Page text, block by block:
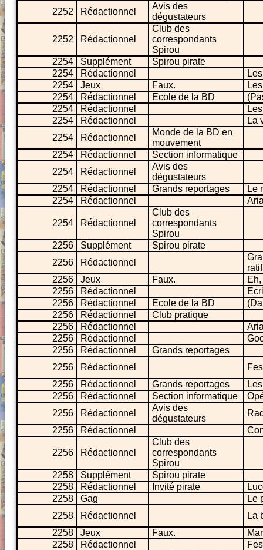
2252
Rédactionnel
Avis des
dégustateurs
2252 Rédactionnel
Club des
correspondants
Spirou
2254
Supplément
Spirou pirate
2254
Rédactionnel
2254
Jeux Faux.
2254
Rédactionnel Ecole de la BD
2254
Rédactionnel
2254
Rédactionnel
La
2254
Rédactionnel
Monde de la BD en
mouvement
2254
Rédactionnel
Section informatique
2254
Rédactionnel
Avis des
dégustateurs
2254
Rédactionnel Grands reportages
Le
2254
Rédactionnel
2254 Rédactionnel
Club des
correspondants
Spirou
2256
Supplément
Spirou pirate
2256
Rédactionnel
2256
Jeux Faux.
2256
Rédactionnel
2256
Rédactionnel Ecole de la BD
2256
Rédactionnel
Club pratique
2256
Rédactionnel
2256
Rédactionnel
2256
Rédactionnel
Grands reportages
2256
Rédactionnel
2256
Rédactionnel Grands reportages
2256
Rédactionnel Section informatique
2256
Rédactionnel
Avis des
dégustateurs
2256
Rédactionnel
2256 Rédactionnel
Club des
correspondants
Spirou
2258
Supplément
Spirou pirate
2258
Rédactionnel Invité pirate
2258
Gag
Le
2258
Rédactionnel
La
2258
Jeux Faux.
2258
Rédactionnel